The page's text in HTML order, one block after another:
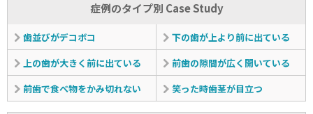
症例のタイプ別 Case Study
歯並びがデコボコ
下の歯が上より前に出ている
上の歯が大きく前に出ている
前歯の隙間が広く開いている
前歯で食べ物をかみ切れない
笑った時歯茎が目立つ